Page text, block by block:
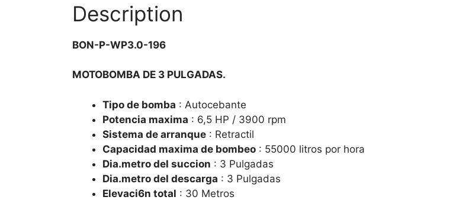
Description
BON-P-WP3.0-196
MOTOBOMBA DE 3 PULGADAS.
Tipo de bomba : Autocebante
Potencia maxima : 6,5 HP / 3900 rpm
Sistema de arranque : Retractil
Capacidad maxima de bombeo : 55000 litros por hora
Dia.metro del succion : 3 Pulgadas
Dia.metro del descarga : 3 Pulgadas
Elevaci6n total : 30 Metros